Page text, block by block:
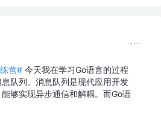
营# 今天我在学习Go语言的过程
队列。消息队列是现代应用开发
够实现异步通信和解耦。而Go语